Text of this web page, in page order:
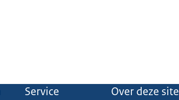
Service Over deze site